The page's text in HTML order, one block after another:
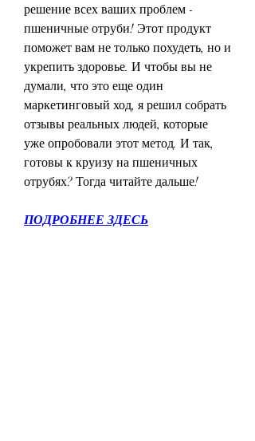
решение всех ваших проблем -
пшеничные отруби! Этот продукт
поможет вам не только похудеть, но и
укрепить здоровье. И чтобы вы не
думали, что это еще один
маркетинговый ход, я решил собрать
отзывы реальных людей, которые
уже опробовали этот метод. И так,
готовы к круизу на пшеничных
отрубях? Тогда читайте дальше!
ПОДРОБНЕЕ ЗДЕСЬ